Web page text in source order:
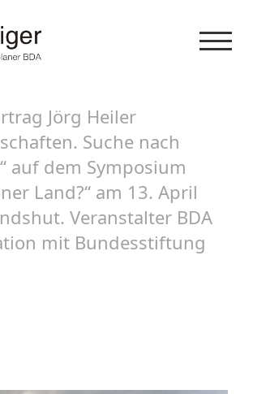
Jörg Heiler
Suche nach
auf dem Symposium
Land?“ am 13. April
Veranstalter BDA
mit Bundesstiftung